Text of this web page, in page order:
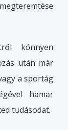
könnyen
után már
a sportág
hamar
tudásodat.